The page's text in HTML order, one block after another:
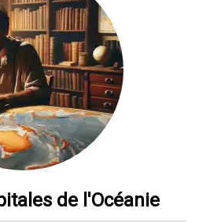
de l'Océanie